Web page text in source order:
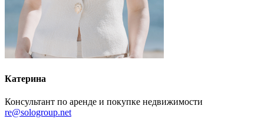
Катерина
Консультант по аренде и покупке недвижимости
re@sologroup.net